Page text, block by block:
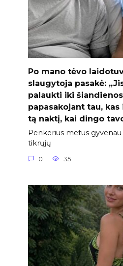
Po mano tėvo
slaugytoja pasakė:
palaukti iki
papasakojant tau,
tą naktį, kai dingo
Penkerius metus gyvenau
tikrųjų
0 35